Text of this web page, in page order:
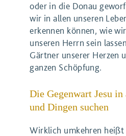
oder in die Donau
wir in allen unseren
erkennen können, wie
unseren Herrn sein
Gärtner unserer Herzen
ganzen Schöpfung.
Die Gegenwart Jesu
und Dingen suchen
Wirklich umkehren heißt